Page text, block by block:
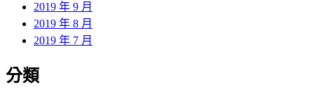
2019 年 9 月
2019 年 8 月
2019 年 7 月
分類